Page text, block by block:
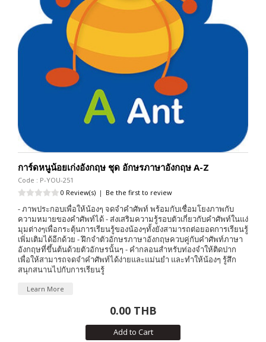
การ์ดหนูน้อยเก่งอังกฤษ ชุด อักษรภาษาอังกฤษ A-Z
Code : P-YOU-251
0 Review(s) | Be the first to review
- ภาพประกอบเพื่อให้น้องๆ จดจำคำศัพท์ พร้อมกับเชื่อมโยงภาพกับ
ความหมายของคำศัพท์ได้ - ส่งเสริมความรู้รอบตัวเกี่ยวกับคำศัพท์ในแง่
มุมต่างๆเพื่อกระตุ้นการเรียนรู้ของน้องๆทั้งยังสามารถต่อยอดการเรียนรู้
เพิ่มเติมได้อีกด้วย - ฝึกจำตัวอักษรภาษาอังกฤษควบคู่กับคำศัพท์ภาษา
อังกฤษที่ขึ้นต้นด้วยตัวอักษรนั้นๆ - คำกลอนสำหรับท่องจำให้ติดปาก
เพื่อให้สามารถจดจำคำศัพท์ได้ง่ายและแม่นยำ และทำให้น้องๆ รู้สึก
สนุกสนานไปกับการเรียนรู้
Learn More
0.00 THB
Add to Cart